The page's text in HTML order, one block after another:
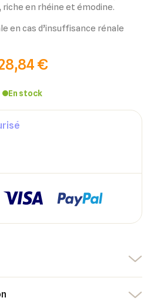
en rhéine et émodine.
en cas d’insuffisance rénale
€
En stock
pour ajouter des produits à votre